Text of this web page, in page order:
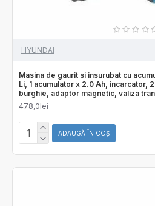
HYUNDAI
Masina de gaurit si insurubat cu
Li, 1 acumulator x 2.0 Ah, incarcator,
burghie, adaptor magnetic, valiza
478,0lei
ADAUGĂ ÎN COŞ